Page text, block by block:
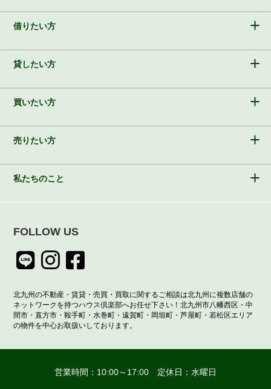
借りたい方
貸したい方
買いたい方
売りたい方
私たちのこと
FOLLOW US
北九州の不動産・賃貸・売買・買取に関するご相談は北九州に複数店舗の
ネットワークを持つハウス倶楽部へお任せ下さい！北九州市八幡西区・中
間市・直方市・鞍手町・水巻町・遠賀町・岡垣町・芦屋町・若松区エリア
の物件を中心お取扱いしております。
営業時間：10:00～17:00 定休日：水曜日